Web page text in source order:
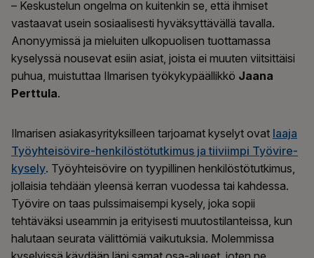
– Keskustelun ongelma on kuitenkin se, että ihmiset
vastaavat usein sosiaalisesti hyväksyttävällä tavalla.
Anonyymissä ja mieluiten ulkopuolisen tuottamassa
kyselyssä nousevat esiin asiat, joista ei muuten viitsittäisi
puhua, muistuttaa Ilmarisen työkykypäällikkö Jaana
Perttula.
Ilmarisen asiakasyrityksilleen tarjoamat kyselyt ovat laaja
Työyhteisövire-henkilöstötutkimus ja tiiviimpi Työvire-
kysely. Työyhteisövire on tyypillinen henkilöstötutkimus,
jollaisia tehdään yleensä kerran vuodessa tai kahdessa.
Työvire on taas pulssimaisempi kysely, joka sopii
tehtäväksi useammin ja erityisesti muutostilanteissa, kun
halutaan seurata välittömiä vaikutuksia. Molemmissa